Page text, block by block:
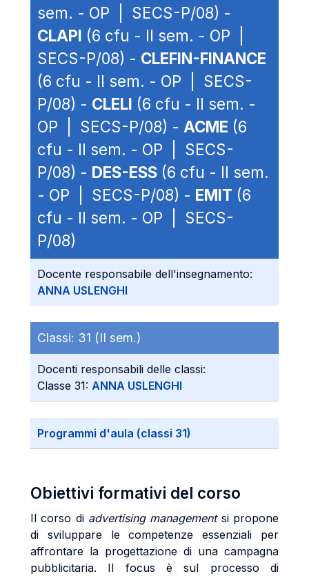
sem. - OP | SECS-P/08) -
CLAPI (6 cfu - II sem. - OP |
SECS-P/08) - CLEFIN-FINANCE
(6 cfu - II sem. - OP | SECS-
P/08) - CLELI (6 cfu - II sem. -
OP | SECS-P/08) - ACME (6
cfu - II sem. - OP | SECS-
P/08) - DES-ESS (6 cfu - II sem.
- OP | SECS-P/08) - EMIT (6
cfu - II sem. - OP | SECS-
P/08)
Docente responsabile dell'insegnamento:
ANNA USLENGHI
Classi: 31 (II sem.)
Docenti responsabili delle classi:
Classe 31: ANNA USLENGHI
Programmi d'aula (classi 31)
Obiettivi formativi del corso
Il corso di advertising management si propone
di sviluppare le competenze essenziali per
affrontare la progettazione di una campagna
pubblicitaria. Il focus è sul processo di